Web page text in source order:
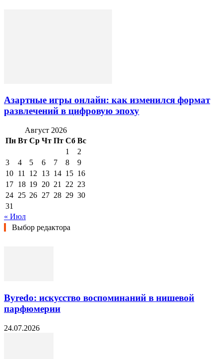
Азартные игры онлайн: как изменился формат
развлечений в цифровую эпоху
Август 2026
Пн Вт Ср Чт Пт Сб Вс
1
2
3
4 5 6 7 8
9
10 11 12 13 14 15 16
17 18 19 20 21 22 23
24 25 26 27 28 29 30
31
« Июл
Выбор редактора
Byredo: искусство воспоминаний в нишевой
парфюмерии
24.07.2026